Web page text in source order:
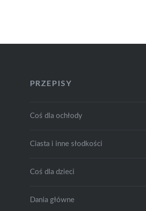
PRZEPISY
Coś dla ochłody
Ciasta i inne słodkości
Coś dla dzieci
Dania główne